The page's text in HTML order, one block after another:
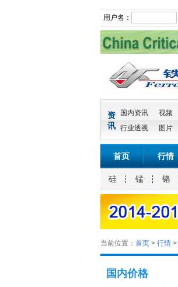
用户名：
资
讯
国内资讯 视频
行业透视
图片
首页 行情
硅 锰 铬
当前位置： 首页 > 行情 >
国内价格